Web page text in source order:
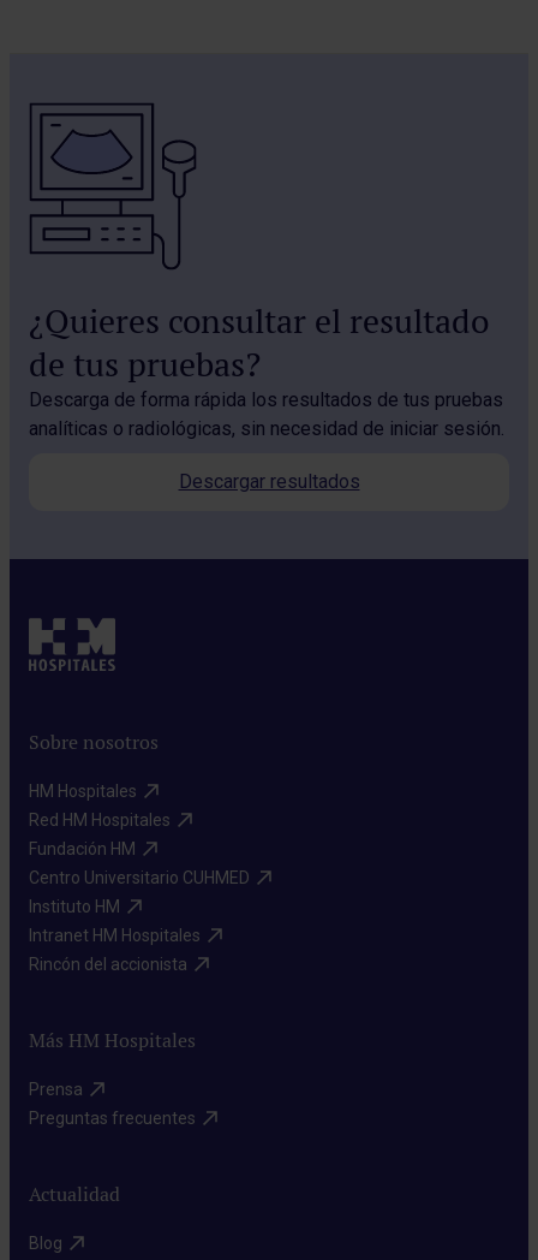
¿Quieres consultar el resultado
de tus pruebas?
Descarga de forma rápida los resultados de tus pruebas
analíticas o radiológicas, sin necesidad de iniciar sesión.
Descargar resultados
Sobre nosotros
HM Hospitales​
Red HM Hospitales​
Fundación HM​
Centro Universitario CUHMED​
Instituto HM​
Intranet HM Hospitales​
Rincón del accionista​
Más HM Hospitales
Prensa​
Preguntas frecuentes​
Actualidad
Blog​